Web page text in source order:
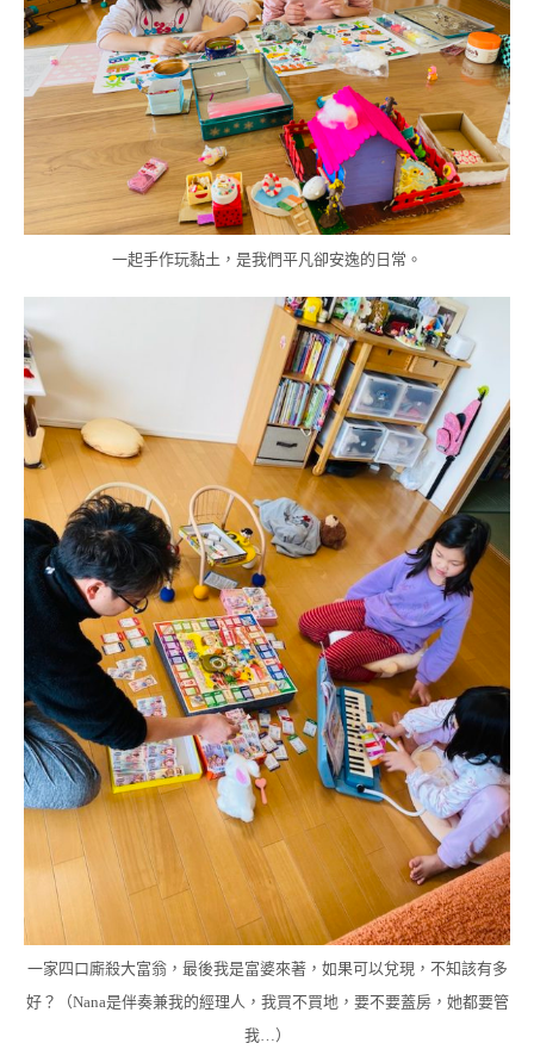
一起手作玩黏土，是我們平凡卻安逸的日常。
一家四口廝殺大富翁，最後我是富婆來著，如果可以兌現，不知該有多
好？（Nana是伴奏兼我的經理人，我買不買地，要不要蓋房，她都要管
我…）